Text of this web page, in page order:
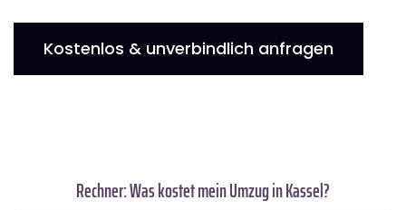
Kostenlos & unverbindlich anfragen
Rechner: Was kostet mein Umzug in Kassel?